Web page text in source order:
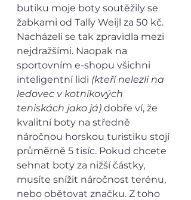
butiku moje boty soutěžily se
žabkami od Tally Weijl za 50 kč.
Nacházeli se tak zpravidla mezi
nejdražšími. Naopak na
sportovním e-shopu všichni
inteligentní lidi (kteří nelezli na
ledovec v kotníkových
teniskách jako já) dobře ví, že
kvalitní boty na středně
náročnou horskou turistiku stojí
průměrně 5 tisíc. Pokud chcete
sehnat boty za nižší částky,
musíte snížit náročnost terénu,
nebo obětovat značku. Z toho